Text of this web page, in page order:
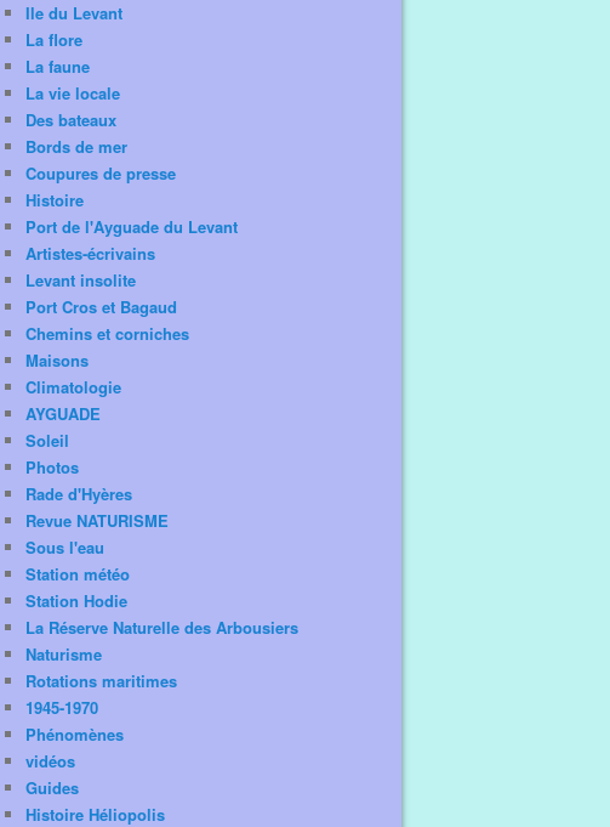
Ile du Levant
La flore
La faune
La vie locale
Des bateaux
Bords de mer
Coupures de presse
Histoire
Port de l'Ayguade du Levant
Artistes-écrivains
Levant insolite
Port Cros et Bagaud
Chemins et corniches
Maisons
Climatologie
AYGUADE
Soleil
Photos
Rade d'Hyères
Revue NATURISME
Sous l'eau
Station météo
Station Hodie
La Réserve Naturelle des Arbousiers
Naturisme
Rotations maritimes
1945-1970
Phénomènes
vidéos
Guides
Histoire Héliopolis